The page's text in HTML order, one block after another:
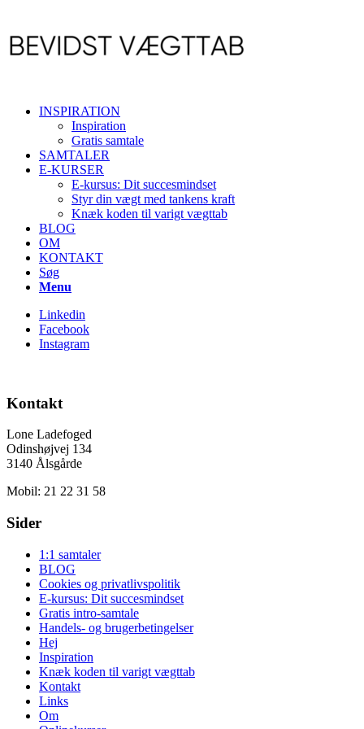
INSPIRATION
Inspiration
Gratis samtale
SAMTALER
E-KURSER
E-kursus: Dit succesmindset
Styr din vægt med tankens kraft
Knæk koden til varigt vægttab
BLOG
OM
KONTAKT
Søg
Menu
Linkedin
Facebook
Instagram
Kontakt
Lone Ladefoged
Odinshøjvej 134
3140 Ålsgårde
Mobil: 21 22 31 58
Sider
1:1 samtaler
BLOG
Cookies og privatlivspolitik
E-kursus: Dit succesmindset
Gratis intro-samtale
Handels- og brugerbetingelser
Hej
Inspiration
Knæk koden til varigt vægttab
Kontakt
Links
Om